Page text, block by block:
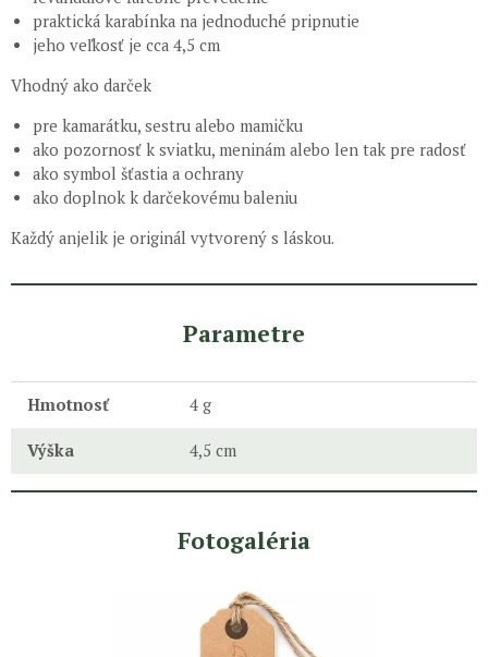
praktická karabínka na jednoduché pripnutie
jeho veľkosť je cca 4,5 cm
Vhodný ako darček
pre kamarátku, sestru alebo mamičku
ako pozornosť k sviatku, meninám alebo len tak pre radosť
ako symbol šťastia a ochrany
ako doplnok k darčekovému baleniu
Každý anjelik je originál vytvorený s láskou.
Parametre
Hmotnosť 4 g
Výška 4,5 cm
Fotogaléria